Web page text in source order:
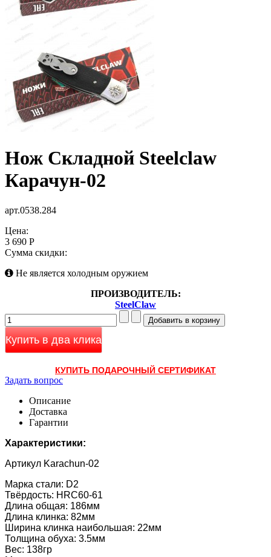
Нож Складной Steelclaw
Карачун-02
арт.0538.284
Цена:
3 690 Р
Сумма скидки:
Не является холодным оружием
ПРОИЗВОДИТЕЛЬ:
SteelClaw
Купить в два клика
КУПИТЬ ПОДАРОЧНЫЙ СЕРТИФИКАТ
Задать вопрос
Описание
Доставка
Гарантии
Характеристики:
Артикул Karachun-02
Марка стали: D2
Твёрдость: HRC60-61
Длина общая: 186мм
Длина клинка: 82мм
Ширина клинка наибольшая: 22мм
Толщина обуха: 3.5мм
Вес: 138гр